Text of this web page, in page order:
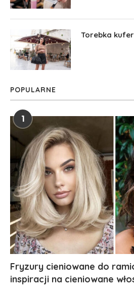
Torebka
POPULARNE
1
Fryzury cieniowane do
inspiracji na cieniowane